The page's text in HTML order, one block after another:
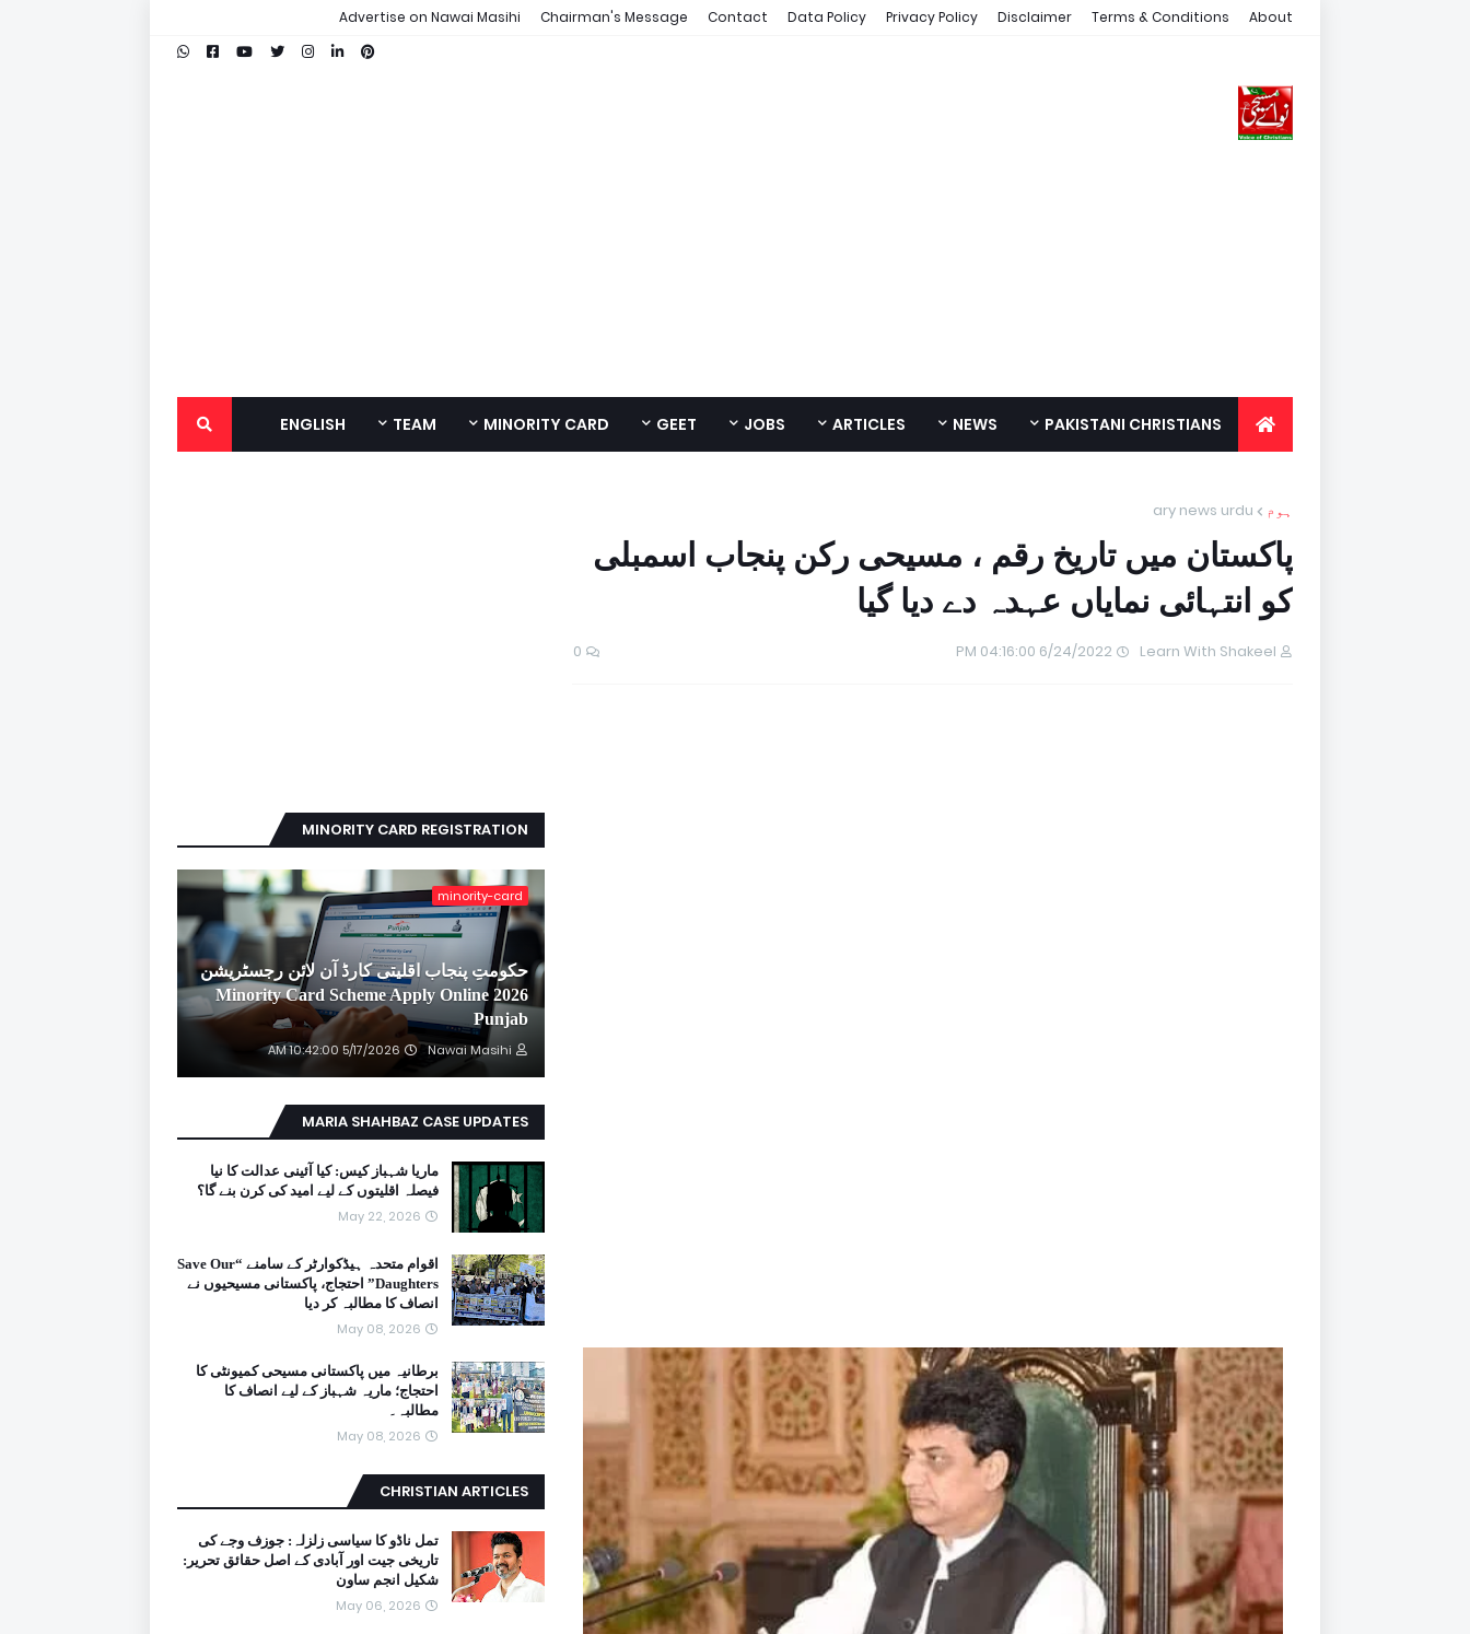
About
Terms & Conditions
Disclaimer
Privacy Policy
Data Policy
Contact
Chairman's Message
Advertise on Nawai Masihi
PAKISTANI CHRISTIANS
NEWS
ARTICLES
JOBS
GEET
MINORITY CARD
TEAM
ENGLISH
ہوم ary news urdu
پاکستان میں تاریخ رقم ، مسیحی رکن پنجاب اسمبلی
کو انتہائی نمایاں عہدہ دے دیا گیا
Learn With Shakeel
6/24/2022 04:16:00 PM
0
MINORITY CARD REGISTRATION
minority-card
حکومتِ پنجاب اقلیتی کارڈ آن لائن رجسٹریشن
2026 Minority Card Scheme Apply Online
Punjab
Nawai Masihi
5/17/2026 10:42:00 AM
MARIA SHAHBAZ CASE UPDATES
ماریا شہباز کیس: کیا آئینی عدالت کا نیا
فیصلہ اقلیتوں کے لیے امید کی کرن بنے گا؟
May 22, 2026
اقوام متحدہ ہیڈکوارٹر کے سامنے “Save Our
Daughters” احتجاج، پاکستانی مسیحیوں نے
انصاف کا مطالبہ کر دیا
May 08, 2026
برطانیہ میں پاکستانی مسیحی کمیونٹی کا
احتجاج؛ ماریہ شہباز کے لیے انصاف کا
مطالبہ۔
May 08, 2026
CHRISTIAN ARTICLES
تمل ناڈو کا سیاسی زلزلہ: جوزف وجے کی
تاریخی جیت اور آبادی کے اصل حقائق تحریر:
شکیل انجم ساون
May 06, 2026